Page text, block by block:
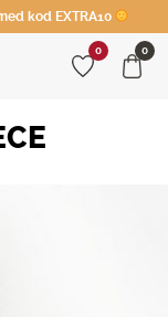
kod EXTRA10
0 0